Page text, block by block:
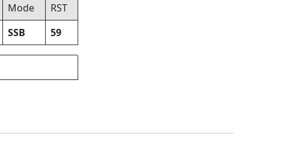
Mode
RST
SSB 59